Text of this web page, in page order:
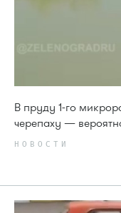
В пруду 1-го
черепаху —
НОВОСТИ